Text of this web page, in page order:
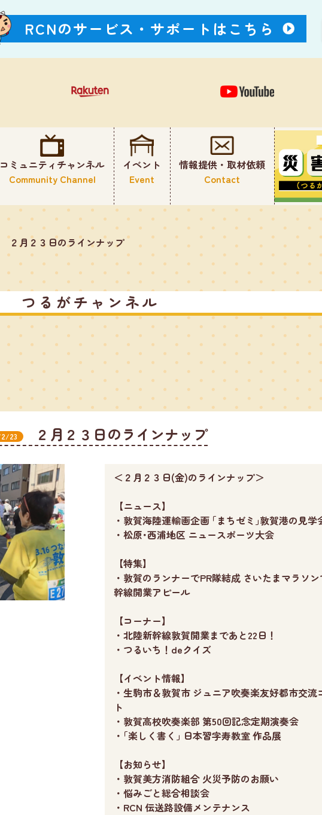
RCNのサービス・ サポートはこちら
コミュニティチャンネル
Community Channel
イベント
Event
情報提供・取材依頼
Contact
２月２３日のラインナップ
つるがチャンネル
23 ２月２３日のラインナップ
＜２月２３日(金)のラインナップ＞
【ニュース】
・敦賀海陸運輸画企画 ｢まちゼミ｣敦賀港の見学
・松原･西浦地区 ニュースポーツ大会
【特集】
・敦賀のランナーでPR隊結成 さいたまマラソ
幹線開業アピール
【コーナー】
・北陸新幹線敦賀開業まであと22日！
・つるいち！deクイズ
【イベント情報】
・生駒市＆敦賀市 ジュニア吹奏楽友好都市交流
ト
・敦賀高校吹奏楽部 第50回記念定期演奏会
・｢楽しく書く｣ 日本習字寿教室 作品展
【お知らせ】
・敦賀美方消防組合 火災予防のお願い
・悩みごと総合相談会
・RCN 伝送路設備メンテナンス